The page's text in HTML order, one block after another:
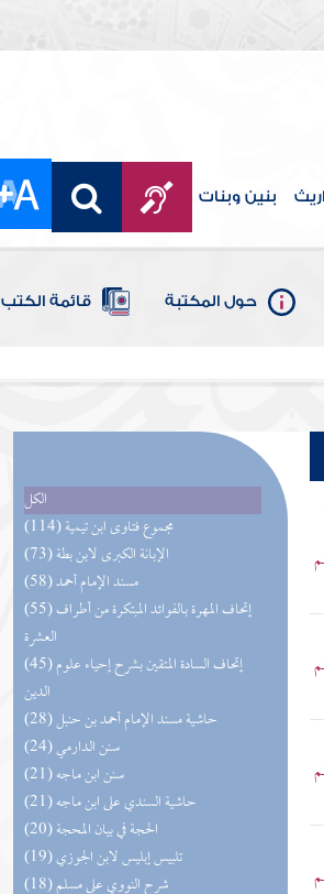
بنين وبنات
حول المكتبة قائمة الكتب
الكل
(114) مجموع فتاوى ابن تيمية
(73) الإبانة الكبرى لابن بطة
(58) مسند الإمام أحمد
(55) إتحاف المهرة بالفوائد المبتكرة من أطراف
العشرة
(45) إتحاف السادة المتقين بشرح إحياء علوم
الدين
(28) حاشية مسند الإمام أحمد بن حنبل
(24) سنن الدارمي
(21) سنن ابن ماجه
(21) حاشية السندي على ابن ماجه
(20) الحجة في بيان المحجة
(19) تلبيس إبليس لابن الجوزي
(18) شرح النووي على مسلم